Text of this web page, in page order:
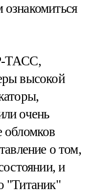
ТАСС,
высокой
очень
обломков
о том,
и
"Титаник"